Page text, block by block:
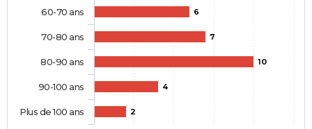
6
7
10
4
2
60-70 ans
70-80 ans
80-90 ans
90-100 ans
Plus de 100 ans